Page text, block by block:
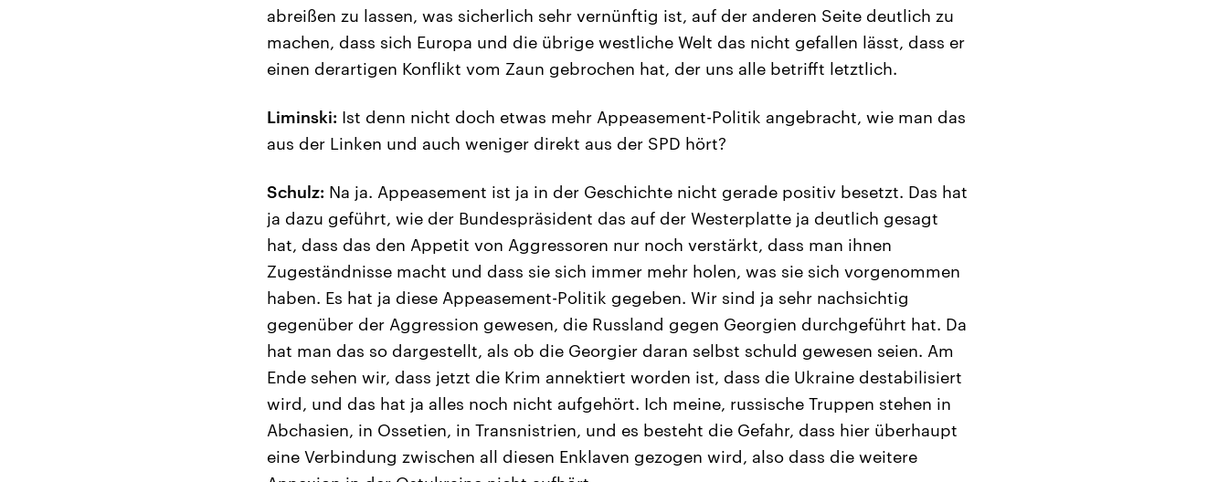
abreißen zu lassen, was sicherlich sehr vernünftig ist, auf der anderen Seite deutlich zu
machen, dass sich Europa und die übrige westliche Welt das nicht gefallen lässt, dass er
einen derartigen Konflikt vom Zaun gebrochen hat, der uns alle betrifft letztlich.
Liminski: Ist denn nicht doch etwas mehr Appeasement-Politik angebracht, wie man das
aus der Linken und auch weniger direkt aus der SPD hört?
Schulz: Na ja. Appeasement ist ja in der Geschichte nicht gerade positiv besetzt. Das hat
ja dazu geführt, wie der Bundespräsident das auf der Westerplatte ja deutlich gesagt
hat, dass das den Appetit von Aggressoren nur noch verstärkt, dass man ihnen
Zugeständnisse macht und dass sie sich immer mehr holen, was sie sich vorgenommen
haben. Es hat ja diese Appeasement-Politik gegeben. Wir sind ja sehr nachsichtig
gegenüber der Aggression gewesen, die Russland gegen Georgien durchgeführt hat. Da
hat man das so dargestellt, als ob die Georgier daran selbst schuld gewesen seien. Am
Ende sehen wir, dass jetzt die Krim annektiert worden ist, dass die Ukraine destabilisiert
wird, und das hat ja alles noch nicht aufgehört. Ich meine, russische Truppen stehen in
Abchasien, in Ossetien, in Transnistrien, und es besteht die Gefahr, dass hier überhaupt
eine Verbindung zwischen all diesen Enklaven gezogen wird, also dass die weitere